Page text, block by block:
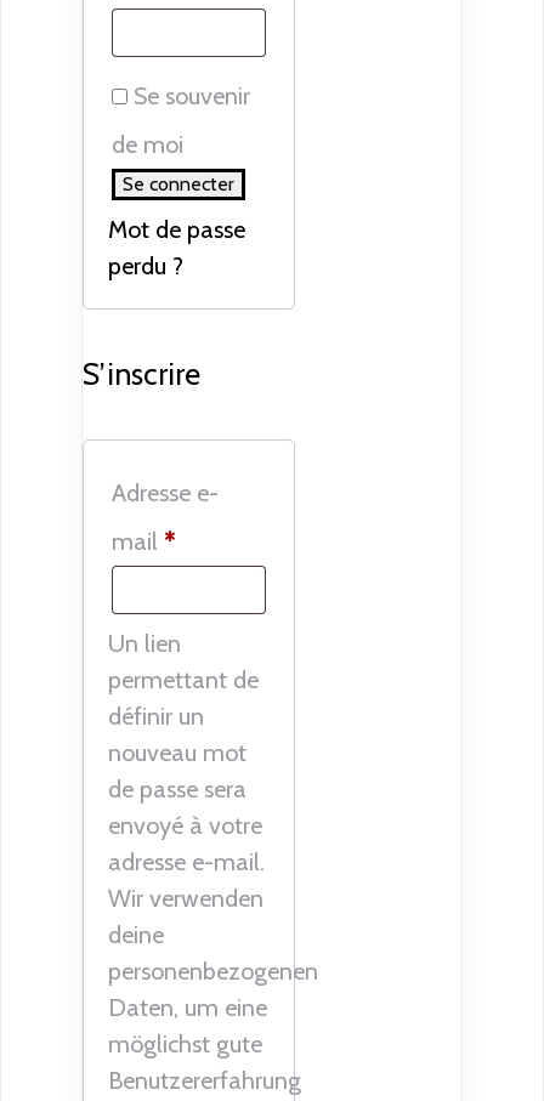
Se souvenir
de moi
Se connecter
Mot de passe
perdu ?
S’inscrire
Adresse e-
mail *Obligatoire
Un lien
permettant de
définir un
nouveau mot
de passe sera
envoyé à votre
adresse e-mail.
Wir verwenden
deine
personenbezogenen
Daten, um eine
möglichst gute
Benutzererfahrung